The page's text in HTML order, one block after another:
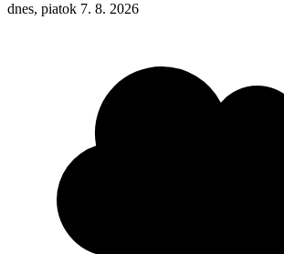
dnes, piatok 7. 8. 2026